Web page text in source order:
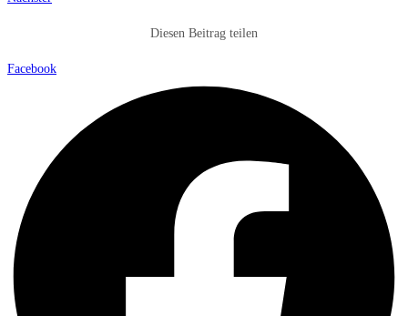
Diesen Beitrag teilen
Facebook